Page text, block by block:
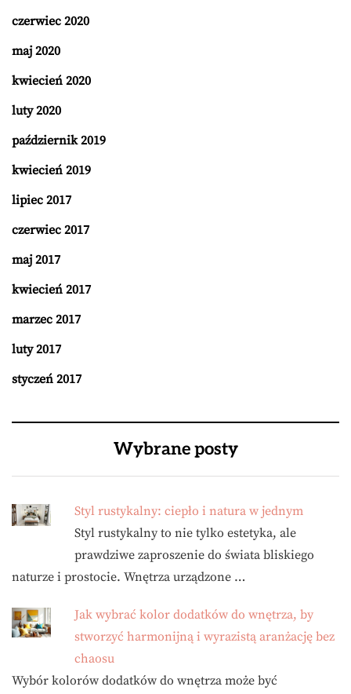
czerwiec 2020
maj 2020
kwiecień 2020
luty 2020
październik 2019
kwiecień 2019
lipiec 2017
czerwiec 2017
maj 2017
kwiecień 2017
marzec 2017
luty 2017
styczeń 2017
Wybrane posty
Styl rustykalny: ciepło i natura w jednym
Styl rustykalny to nie tylko estetyka, ale
prawdziwe zaproszenie do świata bliskiego
naturze i prostocie. Wnętrza urządzone …
Jak wybrać kolor dodatków do wnętrza, by
stworzyć harmonijną i wyrazistą aranżację bez
chaosu
Wybór kolorów dodatków do wnętrza może być